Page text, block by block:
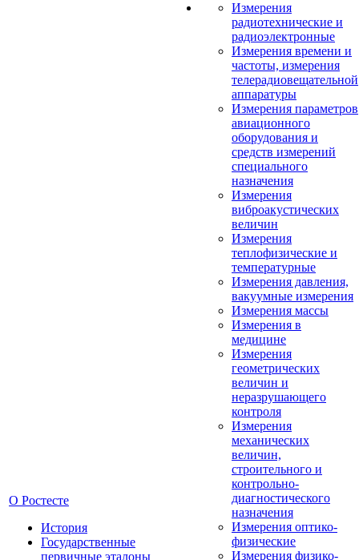
О Ростесте
История
Государственные
первичные эталоны
Измерения
радиотехнические и
радиоэлектронные
Измерения времени и
частоты, измерения
телерадиовещательной
аппаратуры
Измерения параметров
авиационного
оборудования и
средств измерений
специального
назначения
Измерения
виброакустических
величин
Измерения
теплофизические и
температурные
Измерения давления,
вакуумные измерения
Измерения массы
Измерения в
медицине
Измерения
геометрических
величин и
неразрушающего
контроля
Измерения
механических
величин,
строительного и
контрольно-
диагностического
назначения
Измерения оптико-
физические
Измерения физико-